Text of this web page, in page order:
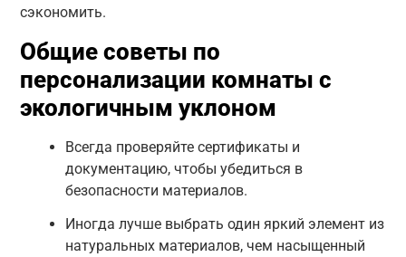
сэкономить.
Общие советы по
персонализации комнаты с
экологичным уклоном
Всегда проверяйте сертификаты и
документацию, чтобы убедиться в
безопасности материалов.
Иногда лучше выбрать один яркий элемент из
натуральных материалов, чем насыщенный